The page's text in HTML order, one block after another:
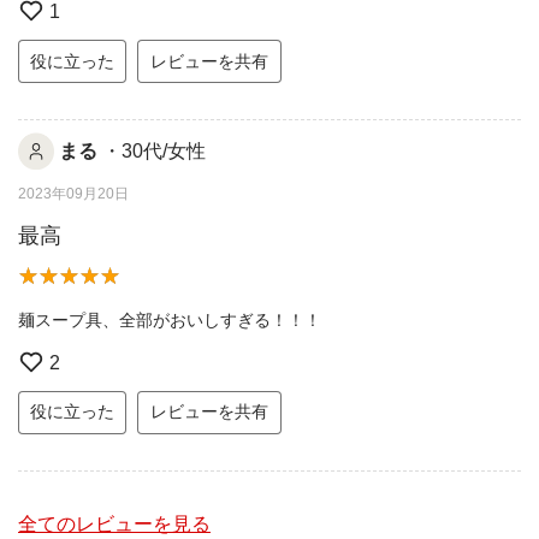
1
役に立った レビューを共有
まる ・30代/女性
2023年09月20日
最高
麺スープ具、全部がおいしすぎる！！！
2
役に立った レビューを共有
全てのレビューを見る